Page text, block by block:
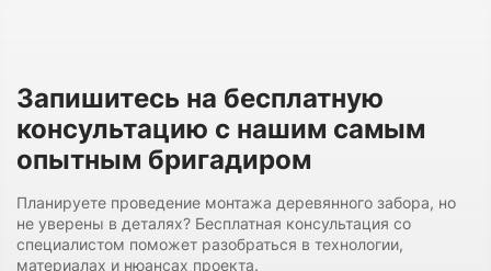
Запишитесь на бесплатную
консультацию с нашим самым
опытным бригадиром
Планируете проведение монтажа деревянного забора, но
не уверены в деталях? Бесплатная консультация со
специалистом поможет разобраться в технологии,
материалах и нюансах проекта.